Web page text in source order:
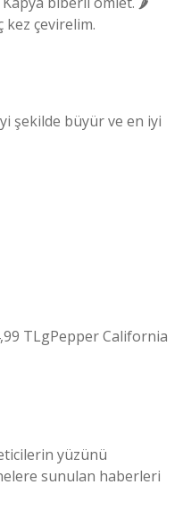
kez çevirelim.
şekilde büyür ve en iyi
TLgPepper California
yüzünü
sunulan haberleri